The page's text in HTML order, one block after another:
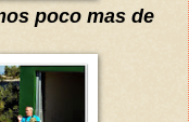
poco mas de